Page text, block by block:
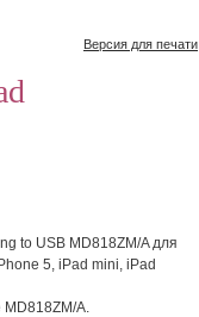
Версия для печати
to USB MD818ZM/A для
5, iPad mini, iPad
A.